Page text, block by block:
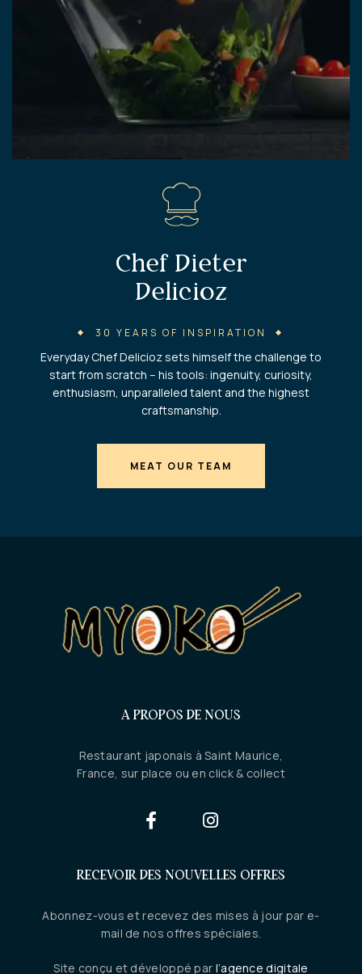
Chef Dieter
Delicioz
30 YEARS OF INSPIRATION
Everyday Chef Delicioz sets himself the challenge to
start from scratch – his tools: ingenuity, curiosity,
enthusiasm, unparalleled talent and the highest
craftsmanship.
MEAT OUR TEAM
A PROPOS DE NOUS
Restaurant japonais à Saint Maurice,
France, sur place ou en click & collect
RECEVOIR DES NOUVELLES OFFRES
Abonnez-vous et recevez des mises à jour par e-
mail de nos offres spéciales.
Site conçu et développé par l’agence digitale